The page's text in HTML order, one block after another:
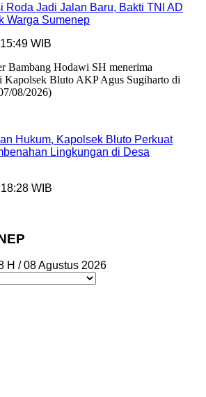
Roda Jadi Jalan Baru, Bakti TNI AD
Warga Sumenep
WIB
Hukum, Kapolsek Bluto Perkuat
Lingkungan di Desa
WIB
H / 08 Agustus 2026